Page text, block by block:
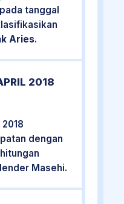
tanggal
Aries.
2018
dengan
Masehi.